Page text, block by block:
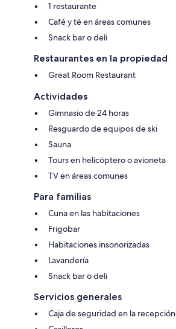
1 restaurante
Café y té en áreas comunes
Snack bar o deli
Restaurantes en la propiedad
Great Room Restaurant
Actividades
Gimnasio de 24 horas
Resguardo de equipos de ski
Sauna
Tours en helicóptero o avioneta
TV en áreas comunes
Para familias
Cuna en las habitaciones
Frigobar
Habitaciones insonorizadas
Lavandería
Snack bar o deli
Servicios generales
Caja de seguridad en la recepción